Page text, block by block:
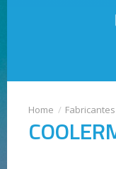
Fabricantes